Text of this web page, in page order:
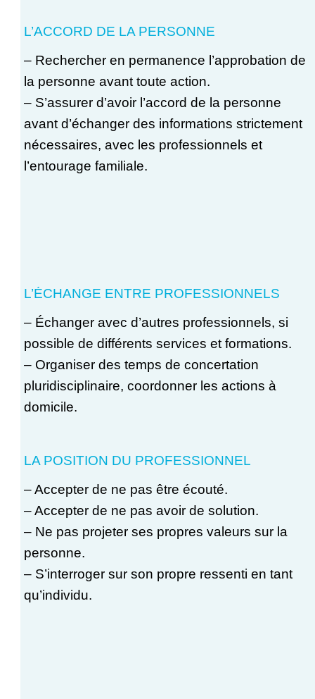
L’ACCORD DE LA PERSONNE
– Rechercher en permanence l’approbation de
la personne avant toute action.
– S’assurer d’avoir l’accord de la personne
avant d’échanger des informations strictement
nécessaires, avec les professionnels et
l’entourage familiale.
L’ÉCHANGE ENTRE PROFESSIONNELS
– Échanger avec d’autres professionnels, si
possible de différents services et formations.
– Organiser des temps de concertation
pluridisciplinaire, coordonner les actions à
domicile.
LA POSITION DU PROFESSIONNEL
– Accepter de ne pas être écouté.
– Accepter de ne pas avoir de solution.
– Ne pas projeter ses propres valeurs sur la
personne.
– S’interroger sur son propre ressenti en tant
qu’individu.